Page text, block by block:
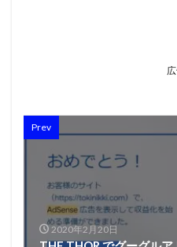
Prev
2020年2月20日